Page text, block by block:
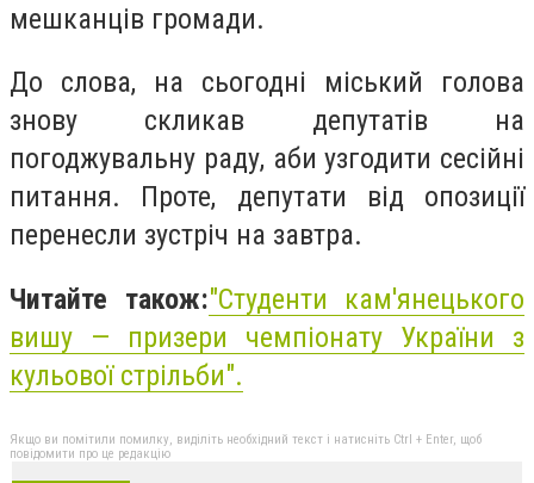
мешканців громади.
До слова, на сьогодні міський голова
знову скликав депутатів на
погоджувальну раду, аби узгодити сесійні
питання. Проте, депутати від опозиції
перенесли зустріч на завтра.
Читайте також:"Студенти кам'янецького
вишу — призери чемпіонату України з
кульової стрільби".
Якщо ви помітили помилку, виділіть необхідний текст і натисніть Ctrl + Enter, щоб
повідомити про це редакцію